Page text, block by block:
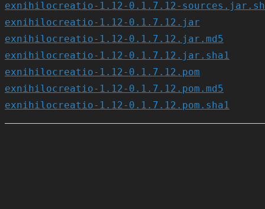
exnihilocreatio-1.12-0.1.7.12-
exnihilocreatio-1.12-0.1.7.12.jar
exnihilocreatio-1.12-0.1.7.12.jar.md5
exnihilocreatio-1.12-0.1.7.12.jar.sha1
exnihilocreatio-1.12-0.1.7.12.pom
exnihilocreatio-1.12-0.1.7.12.pom.md5
exnihilocreatio-1.12-0.1.7.12.pom.sha1